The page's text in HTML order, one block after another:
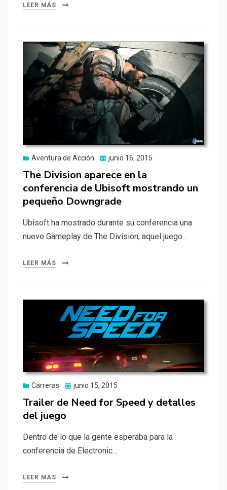
LEER MÁS
Aventura de Acción
Publicado
junio 16, 2015
The Division aparece en la
conferencia de Ubisoft mostrando un
pequeño Downgrade
Ubisoft ha mostrado durante su conferencia una
nuevo Gameplay de The Division, aquel juego…
LEER MÁS
Carreras
Publicado
junio 15, 2015
Trailer de Need for Speed y detalles
del juego
Dentro de lo que la gente esperaba para la
conferencia de Electronic…
LEER MÁS